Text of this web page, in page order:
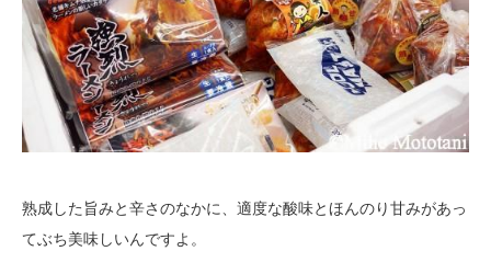
熟成した旨みと辛さのなかに、適度な酸味とほんのり甘みがあっ
てぶち美味しいんですよ。